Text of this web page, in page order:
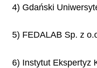
4) Gdański
5) FEDALAB Sp. z
6) Instytut Ekspertyz